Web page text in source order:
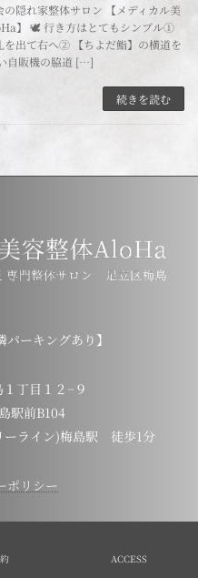
の隠れ家整体サロン 【メディカル美
】 🕊 行き方はとてもシンプル①
を出て右へ② 【ちよだ鮨】の横道を
自販機の脇道 […]
続きを読む
パーキングあり】
丁目１２−９
駅前B104
ーライン)梅島駅 徒歩1分
ポリシー
ACCESS